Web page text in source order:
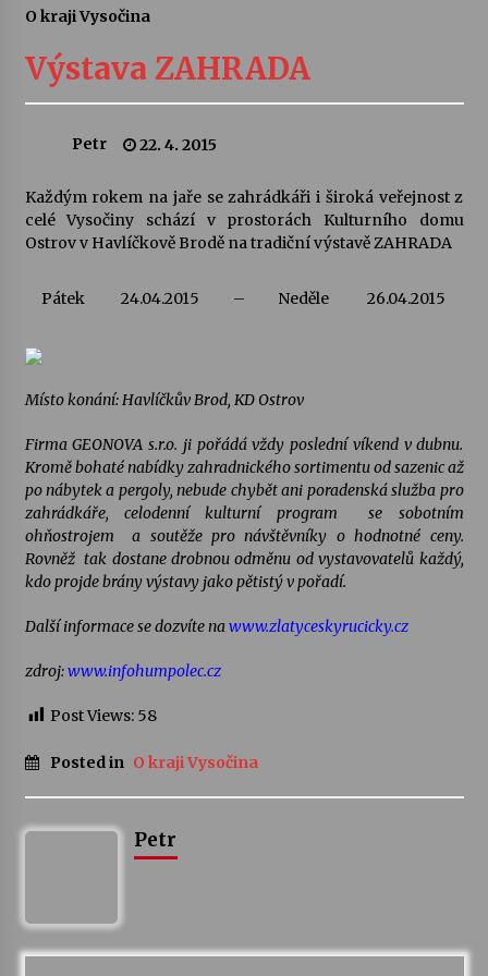
Sukuba Ensemble
4. 8. 2026
Vernisáž výstavy Josefíny Duškové: Stávám se
kapkou
Veselí muzikanti
Letní koncerty ve Stromovce: Kolchoz a
Jenakaši
28. 7. 2026
Votavžatský ploty
23. 7. 2026
Letní koncerty ve Stromovce: Rufus Miller
17. 7. 2026
Ozvěny prázdnin
14. 7. 2026
odkaz Josefa Čapka
O kraji Vysočina
Výstava ZAHRADA
Petr 22. 4. 2015
Každým rokem na jaře se zahrádkáři i široká veřejnost z
celé Vysočiny schází v prostorách Kulturního domu
Ostrov v Havlíčkově Brodě na tradiční výstavě ZAHRADA
Pátek 24.04.2015 – Neděle 26.04.2015
Místo konání: Havlíčkův Brod, KD Ostrov
Firma GEONOVA s.r.o. ji pořádá vždy poslední víkend v dubnu.
Kromě bohaté nabídky zahradnického sortimentu od sazenic až
po nábytek a pergoly, nebude chybět ani poradenská služba pro
zahrádkáře, celodenní kulturní program se sobotním
ohňostrojem a soutěže pro návštěvníky o hodnotné ceny.
Rovněž tak dostane drobnou odměnu od vystavovatelů každý,
kdo projde brány výstavy jako pětistý v pořadí.
Další informace se dozvíte nawww.zlatyceskyrucicky.cz
zdroj:www.infohumpolec.cz
Post Views: 58
Posted in O kraji Vysočina
Petr